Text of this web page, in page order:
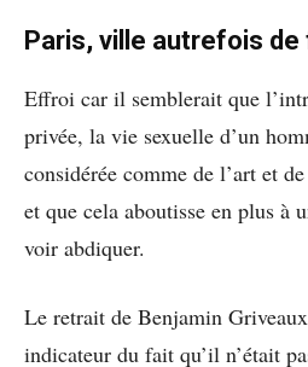
Paris, ville autrefois
Effroi car il semblerait que
privée, la vie sexuelle d’un
considérée comme de l’art et
et que cela aboutisse en plus à
voir abdiquer.
Le retrait de Benjamin
indicateur du fait qu’il n’était